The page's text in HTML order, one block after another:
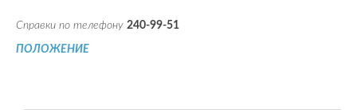
Справки по телефону 240-99-51
ПОЛОЖЕНИЕ